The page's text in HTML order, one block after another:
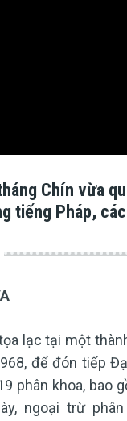
Chín vừa
tiếng Pháp,
lạc tại một
để đón tiếp
phân khoa,
ngoại trừ